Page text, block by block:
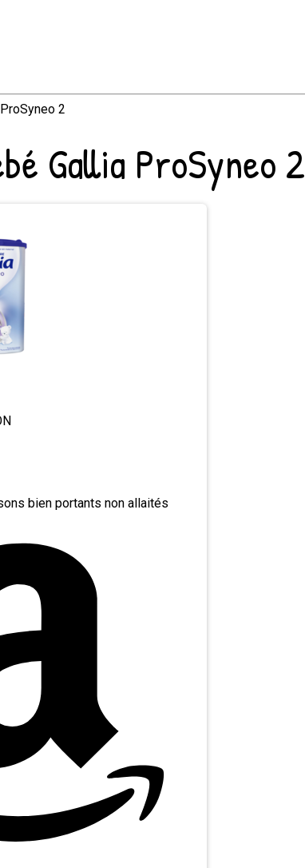
2
Gallia ProSyneo 2
bien portants non allaités